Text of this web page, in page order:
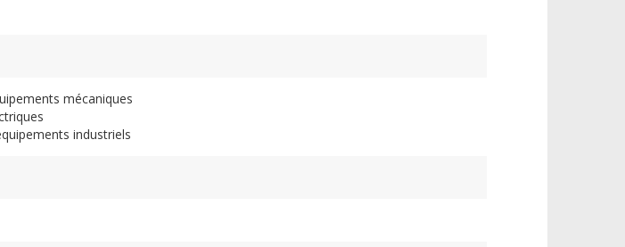
mécaniques
industriels